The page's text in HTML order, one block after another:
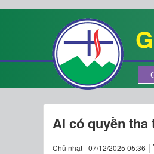
Ai có quyền tha
Chủ nhật - 07/12/2025 05:36 |